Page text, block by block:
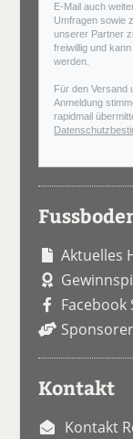
E-Mail auch
Umfragen sowie
unserer Partner
freiwillig und
werden.
Für den Versand
Anmeldung
rapidmail
Aktuelles
Facebook
Kontakt
Kontakt